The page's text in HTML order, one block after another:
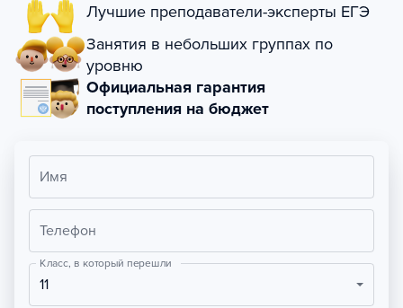
Лучшие преподаватели-эксперты ЕГЭ
Занятия в небольших группах по
уровню
Официальная гарантия
поступления на бюджет
Имя
Телефон
Класс, в который перешли
11